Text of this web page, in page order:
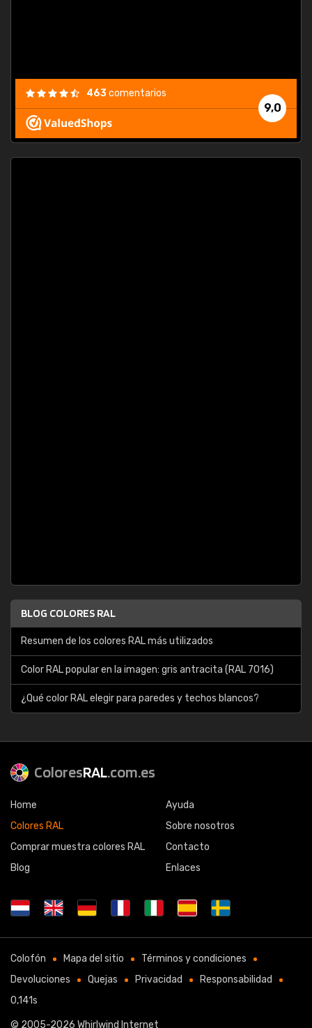
9,0
463comentarios
BLOG COLORES RAL
Resumen de los colores RAL más utilizados
Color RAL popular en la imagen: gris antracita (RAL 7016)
¿Qué color RAL elegir para paredes y techos blancos?
ColoresRAL.com.es
Home
Colores RAL
Comprar muestra colores RAL
Blog
Ayuda
Sobre nosotros
Contacto
Enlaces
Colofón Mapa del sitio
Términos y condiciones
Devoluciones
Quejas Privacidad
Responsabilidad
0,141s
© 2005-2026 Whirlwind Internet